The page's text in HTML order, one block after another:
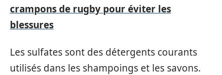
crampons de rugby pour éviter les
blessures
Les sulfates sont des détergents courants
utilisés dans les shampoings et les savons.